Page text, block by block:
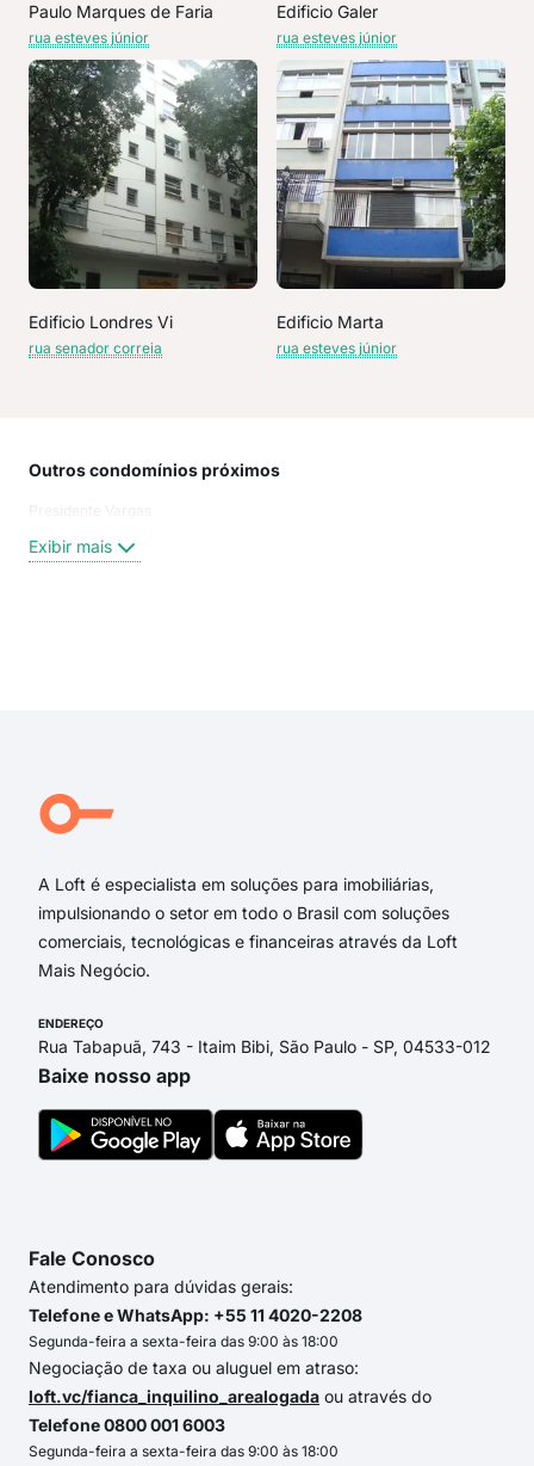
Paulo Marques de Faria
rua esteves júnior
Edificio Galer
rua esteves júnior
Edificio Londres Vi
rua senador correia
Edificio Marta
rua esteves júnior
Outros condomínios próximos
Presidente Vargas
Exibir mais
A Loft é especialista em soluções para imobiliárias,
impulsionando o setor em todo o Brasil com soluções
comerciais, tecnológicas e financeiras através da Loft
Mais Negócio.
ENDEREÇO
Rua Tabapuã, 743 - Itaim Bibi, São Paulo - SP, 04533-012
Baixe nosso app
Fale Conosco
Atendimento para dúvidas gerais:
Telefone e WhatsApp: +55 11 4020-2208
Segunda-feira a sexta-feira das 9:00 às 18:00
Negociação de taxa ou aluguel em atraso:
loft.vc/fianca_inquilino_arealogada ou através do
Telefone 0800 001 6003
Segunda-feira a sexta-feira das 9:00 às 18:00